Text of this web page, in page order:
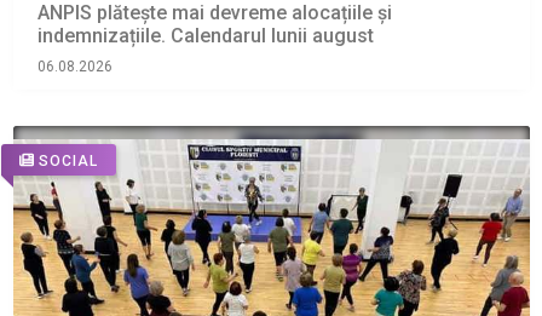
ANPIS plătește mai devreme alocațiile și
indemnizațiile. Calendarul lunii august
06.08.2026
SOCIAL